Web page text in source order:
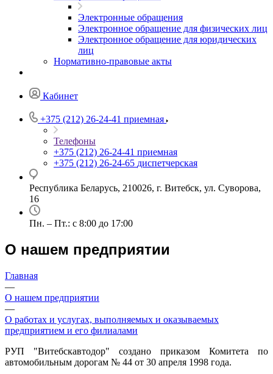
Электронные обращения
Электронное обращение для физических лиц
Электронное обращение для юридических
лиц
Нормативно-правовые акты
Кабинет
+375 (212) 26-24-41 приемная
Телефоны
+375 (212) 26-24-41 приемная
+375 (212) 26-24-65 диспетчерская
Республика Беларусь, 210026, г. Витебск, ул. Суворова,
16
Пн. – Пт.: с 8:00 до 17:00
О нашем предприятии
Главная
—
О нашем предприятии
—
О работах и услугах, выполняемых и оказываемых
предприятием и его филиалами
РУП "Витебскавтодор" создано приказом Комитета по
автомобильным дорогам № 44 от 30 апреля 1998 года.